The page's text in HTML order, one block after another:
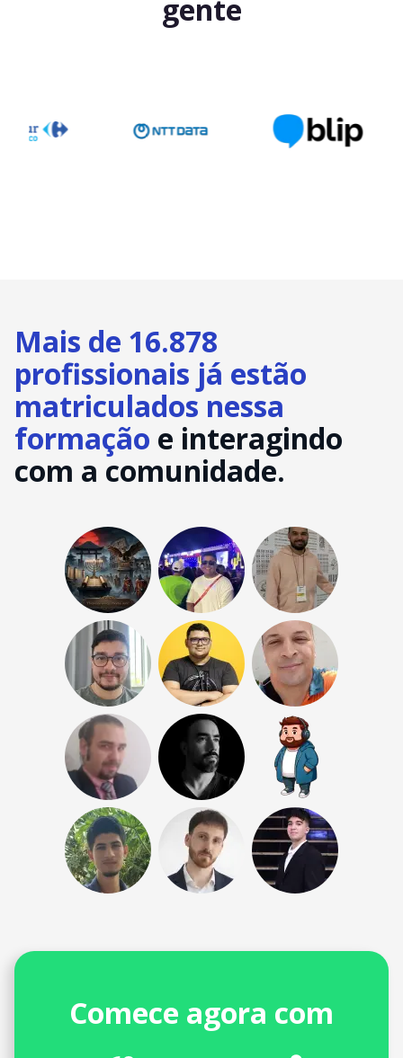
gente
Mais de 16.878
profissionais já estão
matriculados nessa
formação e interagindo
com a comunidade.
Comece agora com